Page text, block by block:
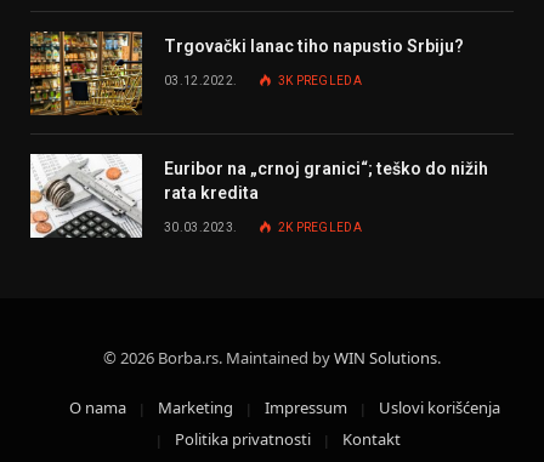
Trgovački lanac tiho napustio Srbiju?
03.12.2022. 3K PREGLEDA
Euribor na „crnoj granici“; teško do nižih
rata kredita
30.03.2023. 2K PREGLEDA
© 2026 Borba.rs. Maintained byWIN Solutions.
O nama Marketing Impressum
Uslovi korišćenja
Politika privatnosti
Kontakt